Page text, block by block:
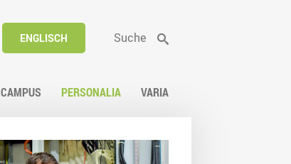
ENGLISCH Suche
CAMPUS PERSONALIA VARIA